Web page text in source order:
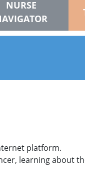
NURSE
platform.
learning about